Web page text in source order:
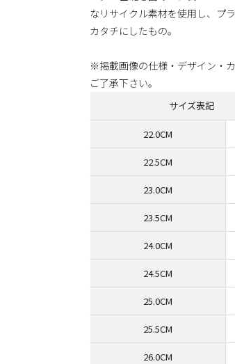
なリサイクル素材を使用し、プ
カタチにしたもの。
※掲載画像の仕様・デザイン・
ご了承下さい。
サイズ表記
22.0CM
22.5CM
23.0CM
23.5CM
24.0CM
24.5CM
25.0CM
25.5CM
26.0CM